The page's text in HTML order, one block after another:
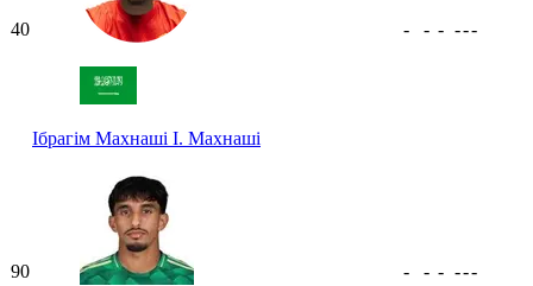
40
Ібрагім Махнаші І. Махнаші
- - - ---
90 - - - ---